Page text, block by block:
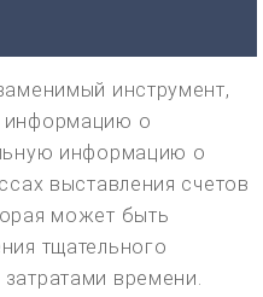
инструмент,
информацию о
информацию о
выставления счетов
может быть
тщательного
времени.